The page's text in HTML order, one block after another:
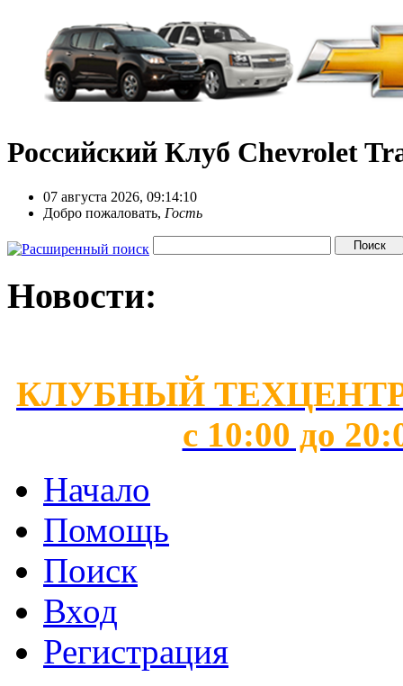
Российский Клуб Chevrolet
07 августа 2026, 09:14:10
Добро пожаловать, Гость
Новости:
КЛУБНЫЙ
с 10:00 до
Начало
Помощь
Поиск
Вход
Регистрация